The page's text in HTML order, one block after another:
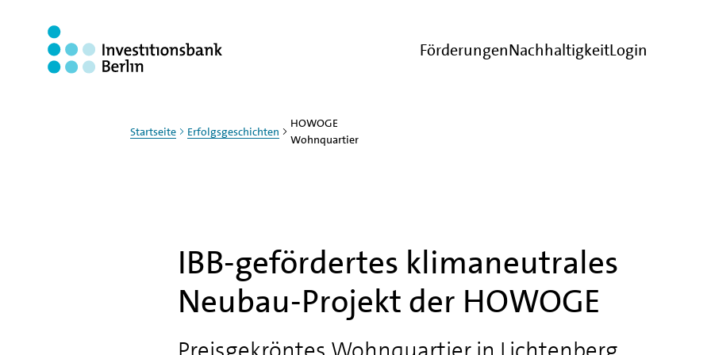
FörderungenNachhaltigkeitLogin
Startseite Erfolgsgeschichten
HOWOGE
Wohnquartier
IBB-gefördertes klimaneutrales
Neubau-Projekt der HOWOGE